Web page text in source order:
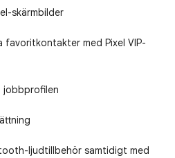
skärmbilder
favoritkontakter med Pixel VIP-
jobbprofilen
ljudtillbehör samtidigt med